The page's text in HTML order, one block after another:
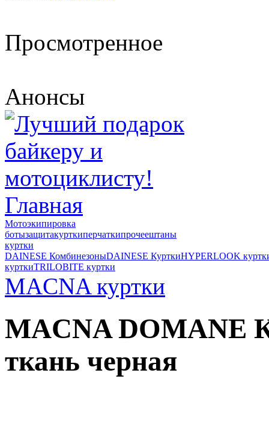
Просмотренное
Анонсы
Главная
Мотоэкипировка
ботызащитакурткиперчаткипрочеештаны
куртки
DAINESE КомбинезоныDAINESE КурткиHYPERLOOK
курткиTRILOBITE куртки
MACNA куртки
MACNA DOMANE
ткань черная